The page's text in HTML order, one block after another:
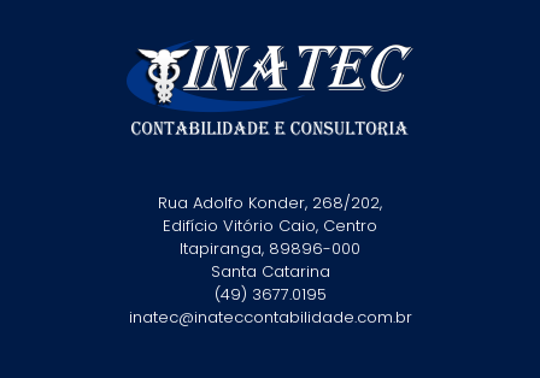
Rua Adolfo Konder, 268/202,
Edifício Vitório Caio, Centro
Itapiranga, 89896-000
Santa Catarina
(49) 3677.0195
inatec@inateccontabilidade.com.br